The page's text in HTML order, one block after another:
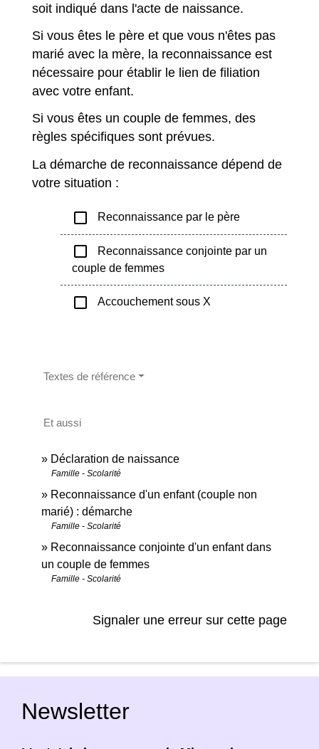
soit indiqué dans l'acte de naissance.
Si vous êtes le père et que vous n'êtes pas
marié avec la mère, la reconnaissance est
nécessaire pour établir le lien de filiation
avec votre enfant.
Si vous êtes un couple de femmes, des
règles spécifiques sont prévues.
La démarche de reconnaissance dépend de
votre situation :
check_box_outline_blank Reconnaissance par le père
check_box_outline_blank
Reconnaissance conjointe par un
couple de femmes
check_box_outline_blank Accouchement sous X
Textes de référence
Et aussi
Déclaration de naissance
Famille - Scolarité
Reconnaissance d'un enfant (couple non
marié) : démarche
Famille - Scolarité
Reconnaissance conjointe d'un enfant dans
un couple de femmes
Famille - Scolarité
Signaler une erreur sur cette page
Newsletter